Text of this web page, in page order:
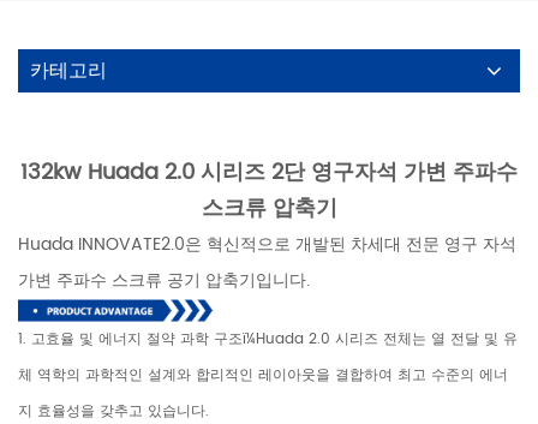
카테고리
132kw Huada 2.0 시리즈 2단 영구자석 가변 주파수
스크류 압축기
Huada INNOVATE2.0은 혁신적으로 개발된 차세대 전문 영구 자석
가변 주파수 스크류 공기 압축기입니다.
1. 고효율 및 에너지 절약 과학 구조ï¼Huada 2.0 시리즈 전체는 열 전달 및 유
체 역학의 과학적인 설계와 합리적인 레이아웃을 결합하여 최고 수준의 에너
지 효율성을 갖추고 있습니다.